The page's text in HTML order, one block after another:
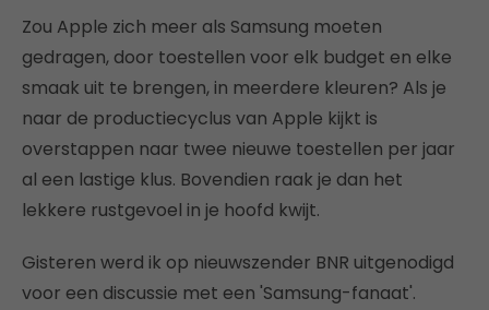
Zou Apple zich meer als Samsung moeten
gedragen, door toestellen voor elk budget en elke
smaak uit te brengen, in meerdere kleuren? Als je
naar de productiecyclus van Apple kijkt is
overstappen naar twee nieuwe toestellen per jaar
al een lastige klus. Bovendien raak je dan het
lekkere rustgevoel in je hoofd kwijt.
Gisteren werd ik op nieuwszender BNR uitgenodigd
voor een discussie met een 'Samsung-fanaat'.